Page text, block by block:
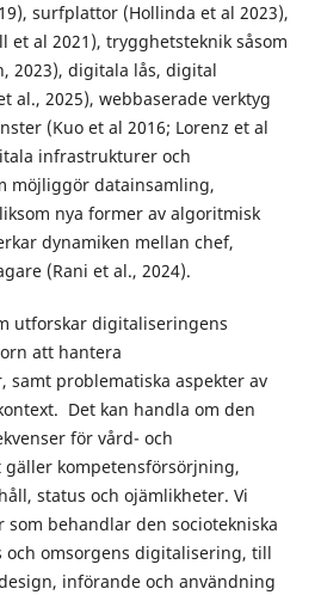
surfplattor (Hollinda et al 2023),
et al 2021), trygghetsteknik såsom
2023), digitala lås, digital
al., 2025), webbaserade verktyg
(Kuo et al 2016; Lorenz et al
infrastrukturer och
möjliggör datainsamling,
nya former av algoritmisk
dynamiken mellan chef,
(Rani et al., 2024).
utforskar digitaliseringens
att hantera
problematiska aspekter av
Det kan handla om den
för vård- och
kompetensförsörjning,
status och ojämlikheter. Vi
som behandlar den sociotekniska
och omsorgens digitalisering, till
införande och användning